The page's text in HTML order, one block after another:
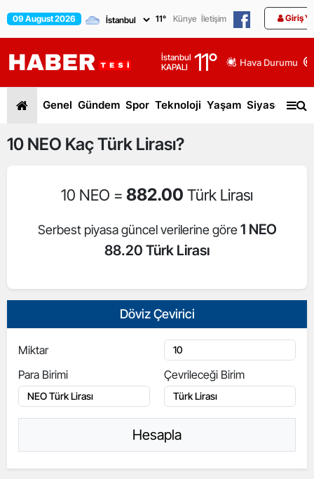
09 August 2026 11° Künye İletişim Giriş
İstanbul
KAPALI
11° Hava Durumu
Genel Gündem Spor Teknoloji Yaşam Siyaset
10 NEO Kaç Türk Lirası?
10 NEO = 882.00 Türk Lirası
Serbest piyasa güncel verilerine göre 1 NEO
88.20 Türk Lirası
Döviz Çevirici
Miktar
Para Birimi
Çevrileceği Birim
Hesapla